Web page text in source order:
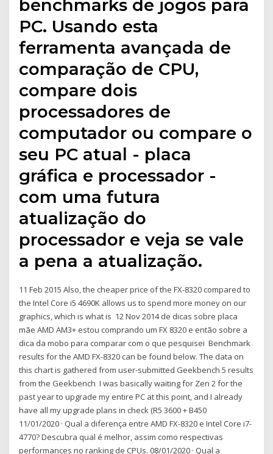
benchmarks de jogos para
PC. Usando esta
ferramenta avançada de
comparação de CPU,
compare dois
processadores de
computador ou compare o
seu PC atual - placa
gráfica e processador -
com uma futura
atualização do
processador e veja se vale
a pena a atualização.
11 Feb 2015 Also, the cheaper price of the FX-8320 compared to
the Intel Core i5 4690K allows us to spend more money on our
graphics, which is what is 12 Nov 2014 de dicas sobre placa
mãe AMD AM3+ estou comprando um FX 8320 e então sobre a
dica da mobo para comparar com o que pesquisei Benchmark
results for the AMD FX-8320 can be found below. The data on
this chart is gathered from user-submitted Geekbench 5 results
from the Geekbench I was basically waiting for Zen 2 for the
past year to upgrade my entire PC at this point, and I already
have all my upgrade plans in check (R5 3600 + B450
11/01/2020 · Qual a diferença entre AMD FX-8320 e Intel Core i7-
4770? Descubra qual é melhor, assim como respectivas
performances no ranking de CPUs. 08/01/2020 · Qual a